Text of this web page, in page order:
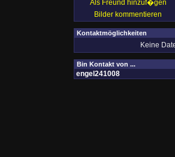
Als Freund hinzuf�gen
Bilder kommentieren
Kontaktmöglichkeiten
Keine
Bin Kontakt von ...
engel241008